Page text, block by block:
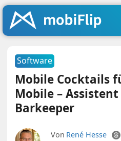
Software
Mobile Cocktails
Mobile –
Barkeeper
Von René Hesse